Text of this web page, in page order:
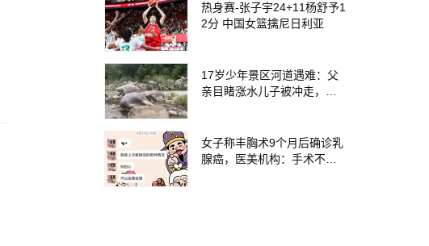
热身赛-张子宇24+11杨舒予1
2分 中国女篮擒尼日利亚
17岁少年景区河道遇难：父
亲目睹涨水儿子被冲走，当
女子称丰胸术9个月后确诊乳
腺癌，医美机构：手术不可